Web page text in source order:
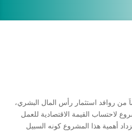
من روافد استثمار رأس المال البشري،
لاحتساب القيمة الاقتصادية للعمل
أهمية هذا المشروع كونه السبيل